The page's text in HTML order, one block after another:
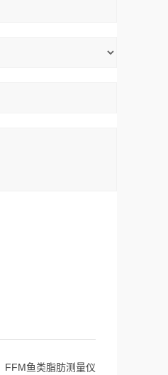
FFM鱼类脂肪测量仪